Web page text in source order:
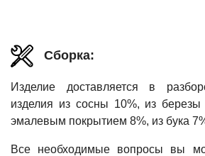
Сборка:
Изделие доставляется в
изделия из сосны 10%, из
эмалевым покрытием 8%, из бука
Все необходимые вопросы вы